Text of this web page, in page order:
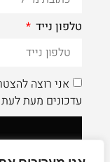
טלפון נייד
אני רוצה
עדכונים מעת